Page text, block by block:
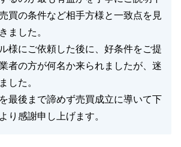
買の条件など相手方様と一致点を見
ました。
様にご依頼した後に、好条件をご提
者の方が何名か来られましたが、迷
した。
最後まで諦めず売買成立に導いて下
り感謝申し上げます。